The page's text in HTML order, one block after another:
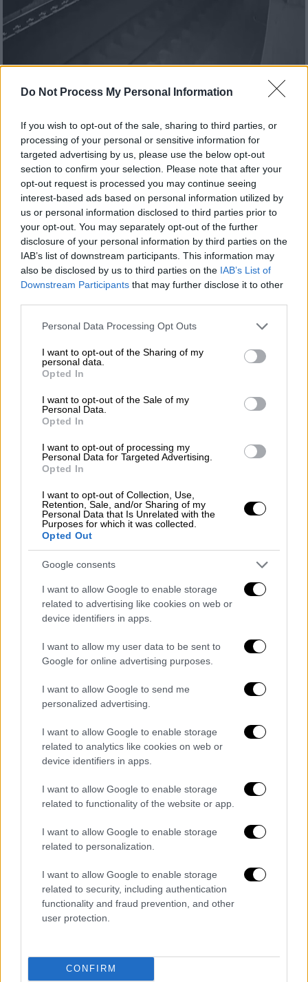
Do Not Process My Personal Information
If you wish to opt-out of the sale, sharing to third parties, or
processing of your personal or sensitive information for
targeted advertising by us, please use the below opt-out
section to confirm your selection. Please note that after your
opt-out request is processed you may continue seeing
interest-based ads based on personal information utilized by
us or personal information disclosed to third parties prior to
your opt-out. You may separately opt-out of the further
disclosure of your personal information by third parties on the
IAB’s list of downstream participants. This information may
also be disclosed by us to third parties on the IAB’s List of
Downstream Participants that may further disclose it to other
Please note that this website/app uses one or more Google
not limited to your visit or usage behaviour. You may click to
grant or deny consent to Google and its third-party tags to
use your data for below specified purposes in below Google
consent section.
Personal Data Processing Opt Outs
I want to opt-out of the Sharing of my
personal data.
Opted In
I want to opt-out of the Sale of my
Personal Data.
Opted In
I want to opt-out of processing my
Personal Data for Targeted Advertising.
Opted In
I want to opt-out of Collection, Use,
Retention, Sale, and/or Sharing of my
Personal Data that Is Unrelated with the
Purposes for which it was collected.
Opted Out
Google consents
I want to allow Google to enable storage
related to advertising like cookies on web or
device identifiers in apps.
I want to allow my user data to be sent to
Google for online advertising purposes.
I want to allow Google to send me
personalized advertising.
I want to allow Google to enable storage
related to analytics like cookies on web or
device identifiers in apps.
I want to allow Google to enable storage
related to functionality of the website or app.
I want to allow Google to enable storage
related to personalization.
I want to allow Google to enable storage
related to security, including authentication
functionality and fraud prevention, and other
user protection.
CONFIRM
Προσθέστε το ΕΘΝΟΣ στη Google
Στην πιστοποίηση ότι τοεμπορικό τρένο
που συγκρούστηκε σταΤέμπηείναι η
αμαξοστοιχία που εμφανίζουν τα τρία νέα
βίντεο που παραδόθηκαν από τονδικηγόρο
Βασίλης Καπερνάροστον ανακριτή δύο
χρόνια μετά, προβαίνουν οι δύοδικαστικοί
πραγματογνώμονεςπου είχαν οριστεί από
τον εφέτη ανακριτή.
ΔΙΑΒΑΣΤΕ ΕΠΙΣΗΣ
Ελλάδα 13.02.2025 13:20
Δύο πειθαρχικές διώξεις σε δικηγόρο
για τις αναρτήσεις της στο Facebook
για τα Τέμπη
Ελλάδα 13.02.2025 14:00
Τέμπη: Μήνυση Καρυστιανού και
συγγενών θυμάτων κατά του
ανακριτή Μπακαΐμη – Ο λόγος
Αποκλείουν την ύπαρξη ύποπτου
φορτίου οι πραγματογνώμονες
Ειδικότερα, στις εκθέσεις τους, μεταξύ
δεν εικονίζεται άλλο φορτίο πλην των
δηλωθέντων, κατά συνέπεια
ύπαρξη ύποπτου φορτίου.
πραγματογνωμοσύνες
συνηγόρους των συγγενών των θυμάτων για
αξιολόγηση, ενώ ο ανακριτής θα τις
αποστείλει και στηΔιεύθυνση
Εγκληματολογικών Ερευνών
έρευνα και λεπτομερέστερη αξιολόγηση σε
σχέση και με όσα κατασχέθηκαν πρόσφατα,
όπως καταγραφικά και servers στα γραφεία
της εταιρείας που είχε την ευθύνη της
δικτύου.